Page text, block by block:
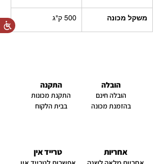
משקל מכונה 500 ק"ג
התקנה
התקנת מכונות
בבית הלקוח
הובלה
הובלה חינם
בהזמנת מכונה
אחריות טרייד אין